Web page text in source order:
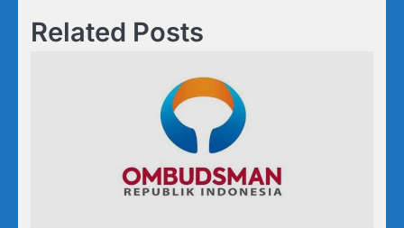
Related Posts